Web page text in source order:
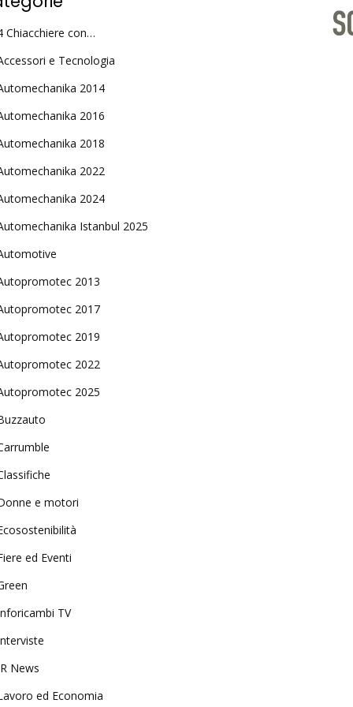
Chiacchiere con…
e Tecnologia
2014
2016
2018
2022
2024
Istanbul 2025
2013
2017
2019
2022
2025
e motori
ed Eventi
TV
News
ed Economia